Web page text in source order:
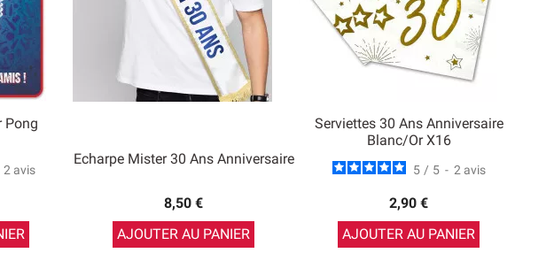
Pong
2 avis
Echarpe Mister 30 Ans Anniversaire
8,50 €
AJOUTER AU PANIER
Serviettes 30 Ans Anniversaire
Blanc/Or X16
5 / 5 - 2 avis
2,90 €
AJOUTER AU PANIER